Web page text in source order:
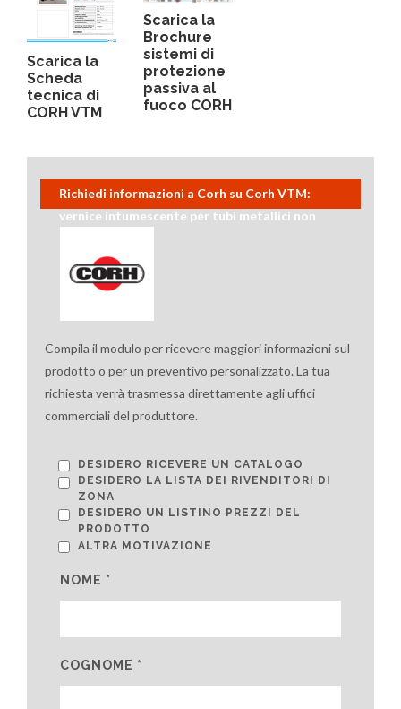
Scarica la
Scheda
tecnica di
CORH VTM
Scarica la
Brochure
sistemi di
protezione
passiva al
fuoco CORH
Richiedi informazioni a Corh su Corh VTM:
vernice intumescente per tubi metallici non
Compila il modulo per ricevere maggiori informazioni sul
prodotto o per un preventivo personalizzato. La tua
richiesta verrà trasmessa direttamente agli uffici
commerciali del produttore.
DESIDERO RICEVERE UN CATALOGO
DESIDERO LA LISTA DEI RIVENDITORI DI
ZONA
DESIDERO UN LISTINO PREZZI DEL
PRODOTTO
ALTRA MOTIVAZIONE
NOME *
COGNOME *